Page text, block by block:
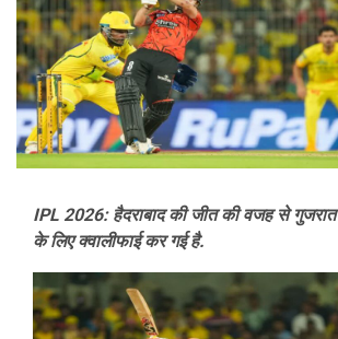
IPL 2026: हैदराबाद की जीत की वजह से
के लिए क्वालीफाई कर गई है.